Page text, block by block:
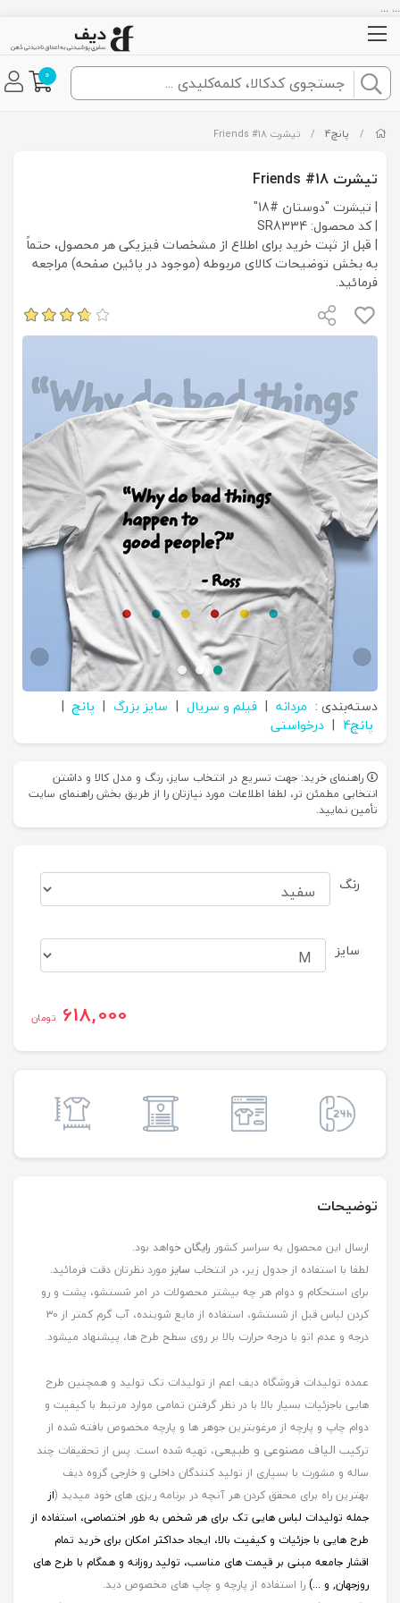
... ...
0
/ پانچ4 / تیشرت Friends #18
تیشرت Friends #18
| تیشرت "دوستان #18"
| کد محصول: SR8334
| قبل از ثبت خرید برای اطلاع از مشخصات فیزیکی هر محصول، حتماً
به بخش توضیحات کالای مربوطه (موجود در پائین صفحه) مراجعه
فرمائید.
دسته‌بندی : مردانه | فیلم و سریال | سایز بزرگ | پانچ |
پانچ4
| درخواستی
راهنمای خرید: جهت تسریع در انتخاب سایز، رنگ و مدل کالا و داشتن
انتخابی مطمئن تر، لطفا اطلاعات مورد نیازتان را از طریق بخش راهنمای سایت
تأمین نمایید.
رنگ
سایز
618,000 تومان
توضیحات
ارسال این محصول به سراسر کشور رایگانخواهد بود.
لطفا با استفاده از جدول زیر، در انتخاب سایز مورد نظرتان دقت فرمائید.
برای استحکام و دوام هر چه بیشتر محصولات در امر شستشو، پشت و رو
کردن لباس قبل از شستشو، استفاده از مایع شوینده، آب گرم کمتر از ۳۰
درجه و عدم اتو با درجه حرارت بالا بر روی سطح طرح ها، پیشنهاد میشود.
عمده تولیدات فروشگاه دیف اعم از تولیدات تک تولید و همچنین طرح
هایی باجزئیات بسیار بالا با در نظر گرفتن تمامی موارد مرتبط با کیفیت و
دوام چاپ و پارچه از مرغوبترین جوهر ها و پارچه مخصوص بافته شده از
ترکیب الیاف مصنوعی و طبیعی، تهیه شده است. پس از تحقیقات چند
ساله و مشورت با بسیاری از تولید کنندگان داخلی و خارجی گروه دیف
بهترین راه برای محقق کردن هر آنچه در برنامه ریزی های خود میدید (از
جمله تولیدات لباس هایی تک برای هر شخص به طور اختصاصی، استفاده از
طرح هایی با جزئیات و کیفیت بالا، ایجاد حداکثر امکان برای خرید تمام
اقشار جامعه مبنی بر قیمت های مناسب، تولید روزانه و همگام با طرح های
روزجهان, و ...)را استفاده از پارچه و چاپ های مخصوص دید.